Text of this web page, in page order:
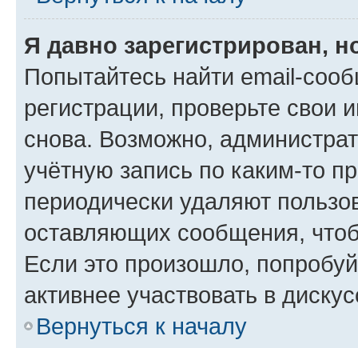
Я давно зарегистрирован,
Попытайтесь найти email-
регистрации, проверьте свои
снова. Возможно,
учётную запись по каким-то
периодически удаляют
оставляющих сообщения,
Если это произошло,
активнее участвовать в
Вернуться к началу